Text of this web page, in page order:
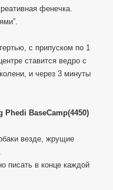
фенечка.
с припуском по 1
ставится ведро с
и через 3 минуты
Phedi BaseCamp(4450)
везде, жрущие
писать в конце каждой